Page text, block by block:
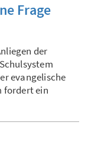
Frage
der
evangelische
fordert ein